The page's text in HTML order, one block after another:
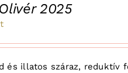
2025
és illatos száraz, reduktív